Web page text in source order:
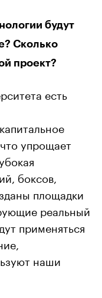
будут
Сколько
проект?
есть
упрощает
боксов,
площадки
реальный
применяться
наши